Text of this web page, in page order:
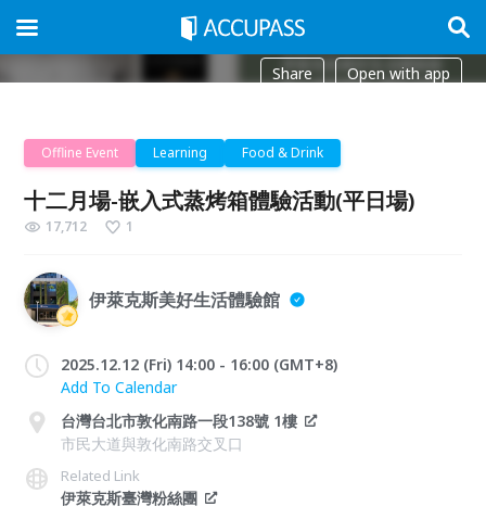
Share Open with app
Offline Event Learning Food & Drink
十二月場-嵌入式蒸烤箱體驗活動(平日場)
17,712 1
伊萊克斯美好生活體驗館
2025.12.12 (Fri) 14:00 - 16:00 (GMT+8)
Add To Calendar
台灣台北市敦化南路一段138號 1樓
市民大道與敦化南路交叉口
Related Link
伊萊克斯臺灣粉絲團